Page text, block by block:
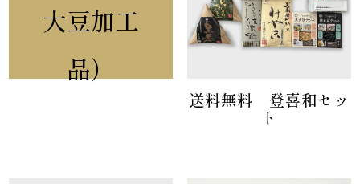
大豆加工
品）
送料無料 登喜和セッ
ト